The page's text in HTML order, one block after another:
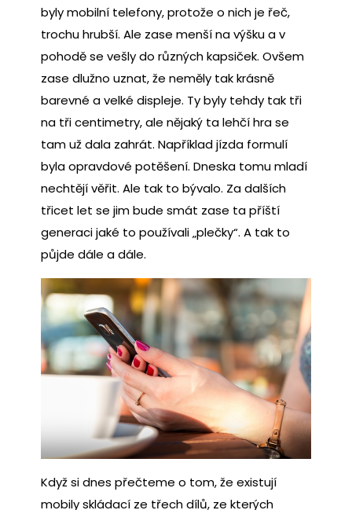
byly mobilní telefony, protože o nich je řeč,
trochu hrubší. Ale zase menší na výšku a v
pohodě se vešly do různých kapsiček. Ovšem
zase dlužno uznat, že neměly tak krásně
barevné a velké displeje. Ty byly tehdy tak tři
na tři centimetry, ale nějaký ta lehčí hra se
tam už dala zahrát. Například jízda formulí
byla opravdové potěšení. Dneska tomu mladí
nechtějí věřit. Ale tak to bývalo. Za dalších
třicet let se jim bude smát zase ta příští
generaci jaké to používali „plečky“. A tak to
půjde dále a dále.
Když si dnes přečteme o tom, že existují
mobily skládací ze třech dílů, ze kterých